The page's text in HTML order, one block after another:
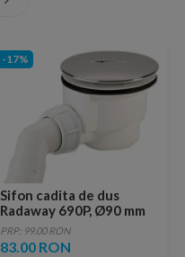
-17%
Sifon cadita de dus
Radaway 690P, Ø90 mm
PRP: 99.00 RON
83.00 RON